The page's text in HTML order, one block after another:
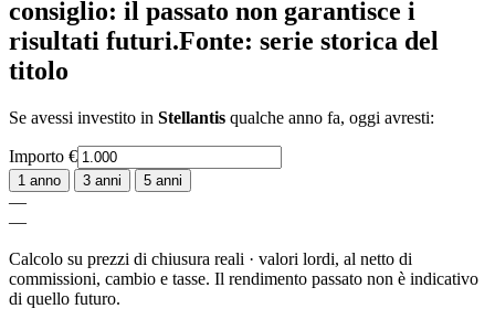
consiglio: il passato non garantisce i
risultati futuri.Fonte: serie storica del
titolo
Se avessi investito in Stellantis qualche anno fa, oggi avresti:
Importo €
1 anno 3 anni 5 anni
—
—
Calcolo su prezzi di chiusura reali · valori lordi, al netto di
commissioni, cambio e tasse. Il rendimento passato non è indicativo
di quello futuro.